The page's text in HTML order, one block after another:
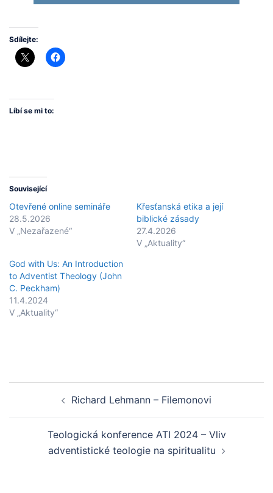
Sdílejte:
Líbí se mi to:
Související
Otevřené online semináře
28.5.2026
V „Nezařazené“
Křesťanská etika a její
biblické zásady
27.4.2026
V „Aktuality“
God with Us: An Introduction
to Adventist Theology (John
C. Peckham)
11.4.2024
V „Aktuality“
navigationRichard Lehmann – Filemonovi
Teologická konference ATI 2024 – Vliv
adventistické teologie na spiritualitu